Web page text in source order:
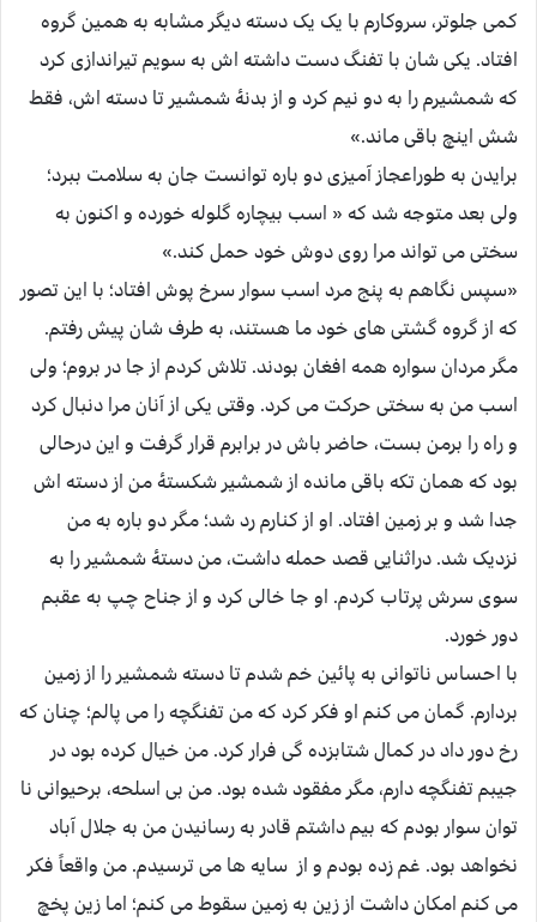
کمی جلوتر، سروکارم با یک یک دسته دیگر مشابه به همین گروه
افتاد. یکی شان با تفنگ دست داشته اش به سویم تیراندازی کرد
که شمشیرم را به دو نیم کرد و از بدنۀ شمشیر تا دسته اش، فقط
شش اینچ باقی ماند.»
برایدن به طوراعجاز آمیزی دو باره توانست جان به سلامت ببرد؛
ولی بعد متوجه شد که « اسب بیچاره گلوله خورده و اکنون به
سختی می تواند مرا روی دوش خود حمل کند.»
«سپس نگاهم به پنج مرد اسب سوار سرخ پوش افتاد؛ با این تصور
که از گروه گشتی های خود ما هستند، به طرف شان پیش رفتم.
مگر مردان سواره همه افغان بودند. تلاش کردم از جا در بروم؛ ولی
اسب من به سختی حرکت می کرد. وقتی یکی از آنان مرا دنبال کرد
و راه را برمن بست، حاضر باش در برابرم قرار گرفت و این درحالی
بود که همان تکه باقی مانده از شمشیر شکستۀ من از دسته اش
جدا شد و بر زمین افتاد. او از کنارم رد شد؛ مگر دو باره به من
نزدیک شد. دراثنایی قصد حمله داشت، من دستۀ شمشیر را به
سوی سرش پرتاب کردم. او جا خالی کرد و از جناح چپ به عقبم
دور خورد.
با احساس ناتوانی به پائین خم شدم تا دسته شمشیر را از زمین
بردارم. گمان می کنم او فکر کرد که من تفنگچه را می پالم؛ چنان که
رخ دور داد در کمال شتابزده گی فرار کرد. من خیال کرده بود در
جیبم تفنگچه دارم، مگر مفقود شده بود. من بی اسلحه، برحیوانی نا
توان سوار بودم که بیم داشتم قادر به رسانیدن من به جلال آباد
نخواهد بود. غم زده بودم و از سایه ها می ترسیدم. من واقعاً فکر
می کنم امکان داشت از زین به زمین سقوط می کنم؛ اما زین پخچ